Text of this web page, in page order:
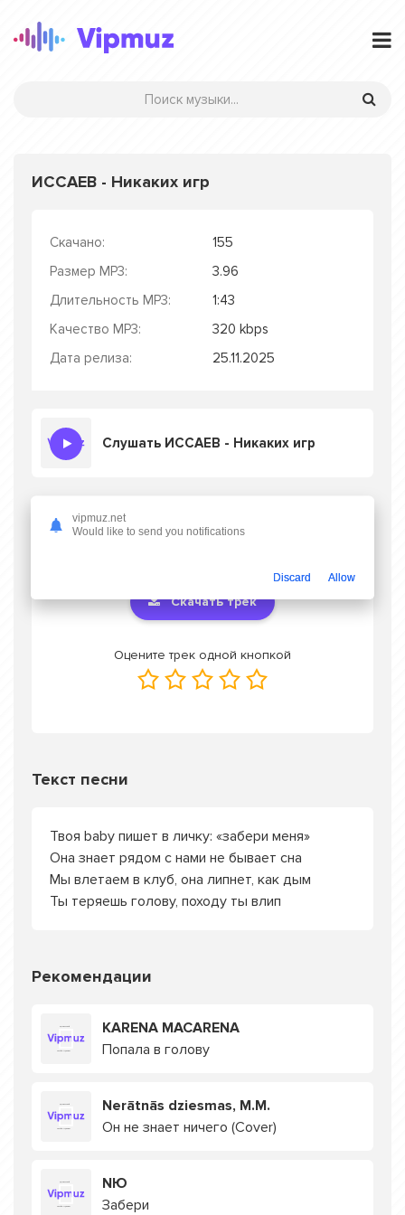
ИССАЕВ - Никаких игр
Скачано:
155
Размер MP3:
3.96
Длительность MP3:
1:43
Качество MP3:
320 kbps
Дата релиза:
25.11.2025
Слушать ИССАЕВ - Никаких игр
Скачать песню ИССАЕВ - Никаких игр
mp3 или слушать онлайн бесплатно
Скачать трек
Оцените трек одной кнопкой
Текст песни
Твоя baby пишет в личку: «забери меня»
Она знает рядом с нами не бывает сна
Мы влетаем в клуб, она липнет, как дым
Ты теряешь голову, походу ты влип
Рекомендации
KARENA MACARENA
Попала в голову
Nerātnās dziesmas, M.M.
Он не знает ничего (Cover)
NЮ
Забери
vipmuz.net
Would like to send you notifications
Discard Allow